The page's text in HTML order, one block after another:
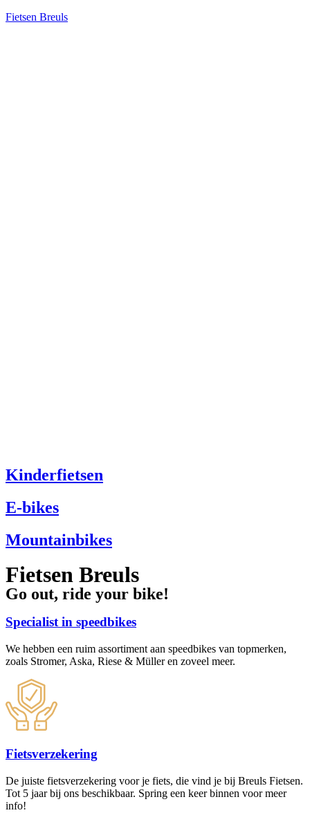
Fietsen Breuls
Kinderfietsen
E-bikes
Mountainbikes
Fietsen Breuls
Go out, ride your bike!
Specialist in speedbikes
We hebben een ruim assortiment aan speedbikes van topmerken,
zoals Stromer, Aska, Riese & Müller en zoveel meer.
Fietsverzekering
De juiste fietsverzekering voor je fiets, die vind je bij Breuls Fietsen.
Tot 5 jaar bij ons beschikbaar. Spring een keer binnen voor meer
info!